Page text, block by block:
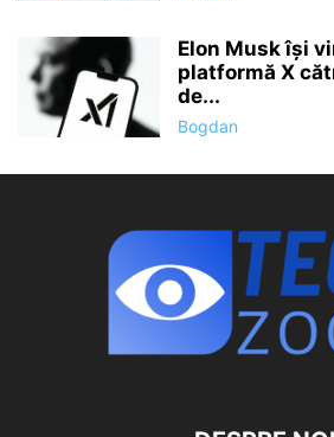
Elon Musk își
platformă X
de...
Bogdan